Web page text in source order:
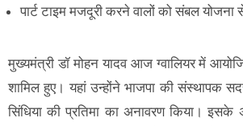
पार्ट टाइम मजदूरी करने वालों को संबल योजना
मुख्यमंत्री डॉ मोहन यादव आज ग्वालियर में
शामिल हुए। यहां उन्होंने भाजपा की संस्थापक
सिंधिया की प्रतिमा का अनावरण किया। इसके